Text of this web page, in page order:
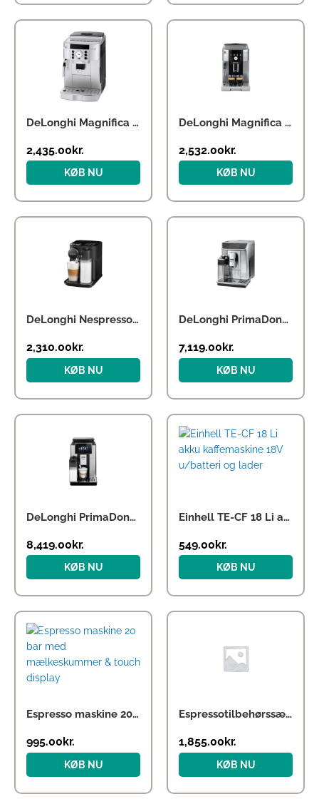
DeLonghi Magnifica S ECAM 22.110.SB
2,435.00kr.
KØB NU
DeLonghi Magnifica S Smart ECAM250.23.SB
2,532.00kr.
KØB NU
DeLonghi Nespresso Gran Lattissima EN 640.B
2,310.00 kr.
KØB NU
DeLonghi PrimaDonna Elite
7,119.00 kr.
KØB NU
DeLonghi PrimaDonna Soul
8,419.00kr.
KØB NU
Einhell TE-CF 18 Li akku kaffemaskine 18V u/batteri og lader
549.00kr.
KØB NU
Espresso maskine 20 bar med mælkeskummer & touch display
oprindelige
pris
var:
1,295.00kr..
995.00 kr.
aktuelle
er:
KØB NU
Espressotilbehørssæt i ægte valnøddetræ
1,855.00 kr.
KØB NU